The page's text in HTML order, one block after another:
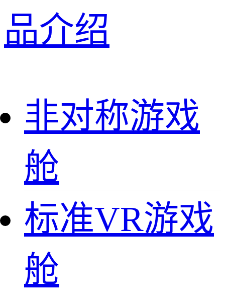
品介绍
非对称游戏
舱
标准VR游戏
舱